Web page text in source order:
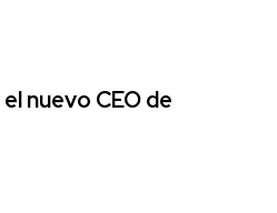
nuevo CEO de